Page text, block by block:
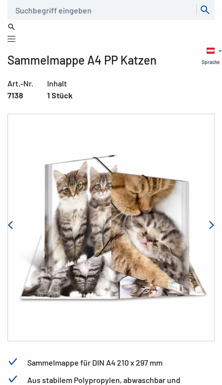
Sprache
Sammelmappe A4 PP Katzen
Art.-Nr.
7138
Inhalt
1 Stück
Sammelmappe für DIN A4 210 x 297 mm
Aus stabilem Polypropylen, abwaschbar und